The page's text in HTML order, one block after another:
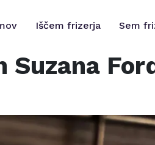
Iščem frizerja Sem
Suzana